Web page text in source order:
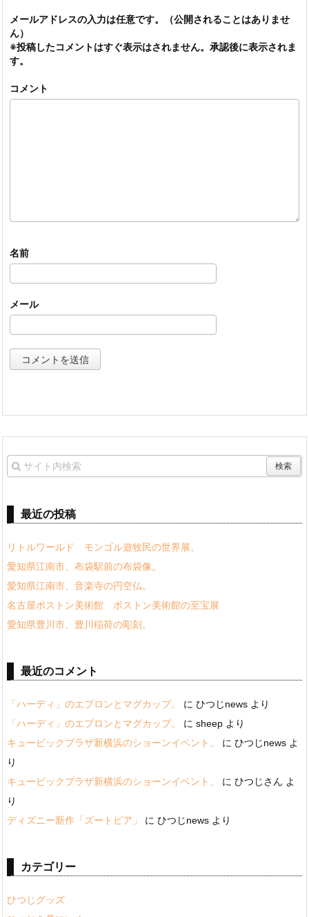
メールアドレスの入力は任意です。（公開されることはありませ
ん）
※投稿したコメントはすぐ表示はされません。承認後に表示されま
す。
コメント
名前
メール
最近の投稿
リトルワールド モンゴル遊牧民の世界展。
愛知県江南市、布袋駅前の布袋像。
愛知県江南市、音楽寺の円空仏。
名古屋ボストン美術館 ボストン美術館の至宝展
愛知県豊川市、豊川稲荷の彫刻。
最近のコメント
「ハーディ」のエプロンとマグカップ。 に ひつじnews より
「ハーディ」のエプロンとマグカップ。
に sheep より
キュービックプラザ新横浜のショーンイベント。
に ひつじnews よ
り
キュービックプラザ新横浜のショーンイベント。
に ひつじさん よ
り
ディズニー新作「ズートピア」
に ひつじnews より
カテゴリー
ひつじグッズ